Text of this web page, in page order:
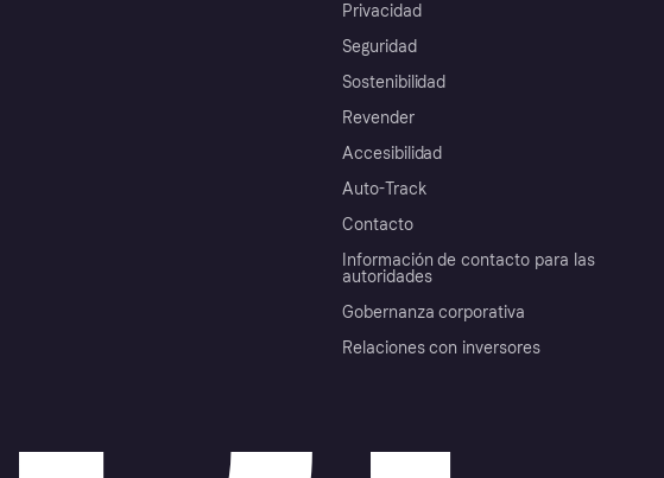
Privacidad
Seguridad
Sostenibilidad
Revender
Accesibilidad
Auto-Track
Contacto
Información de contacto para las
autoridades
Gobernanza corporativa
Relaciones con inversores